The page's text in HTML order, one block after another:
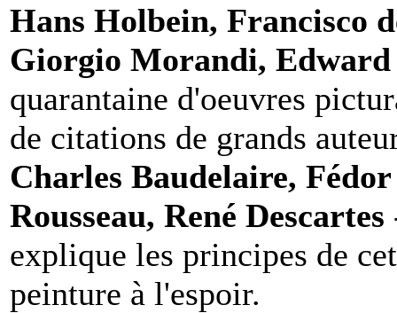
Hans Holbein, Francisco
Giorgio Morandi,
quarantaine d'oeuvres
de citations de grands
Charles Baudelaire,
Rousseau, René Descartes
explique les principes de
peinture à l'espoir.